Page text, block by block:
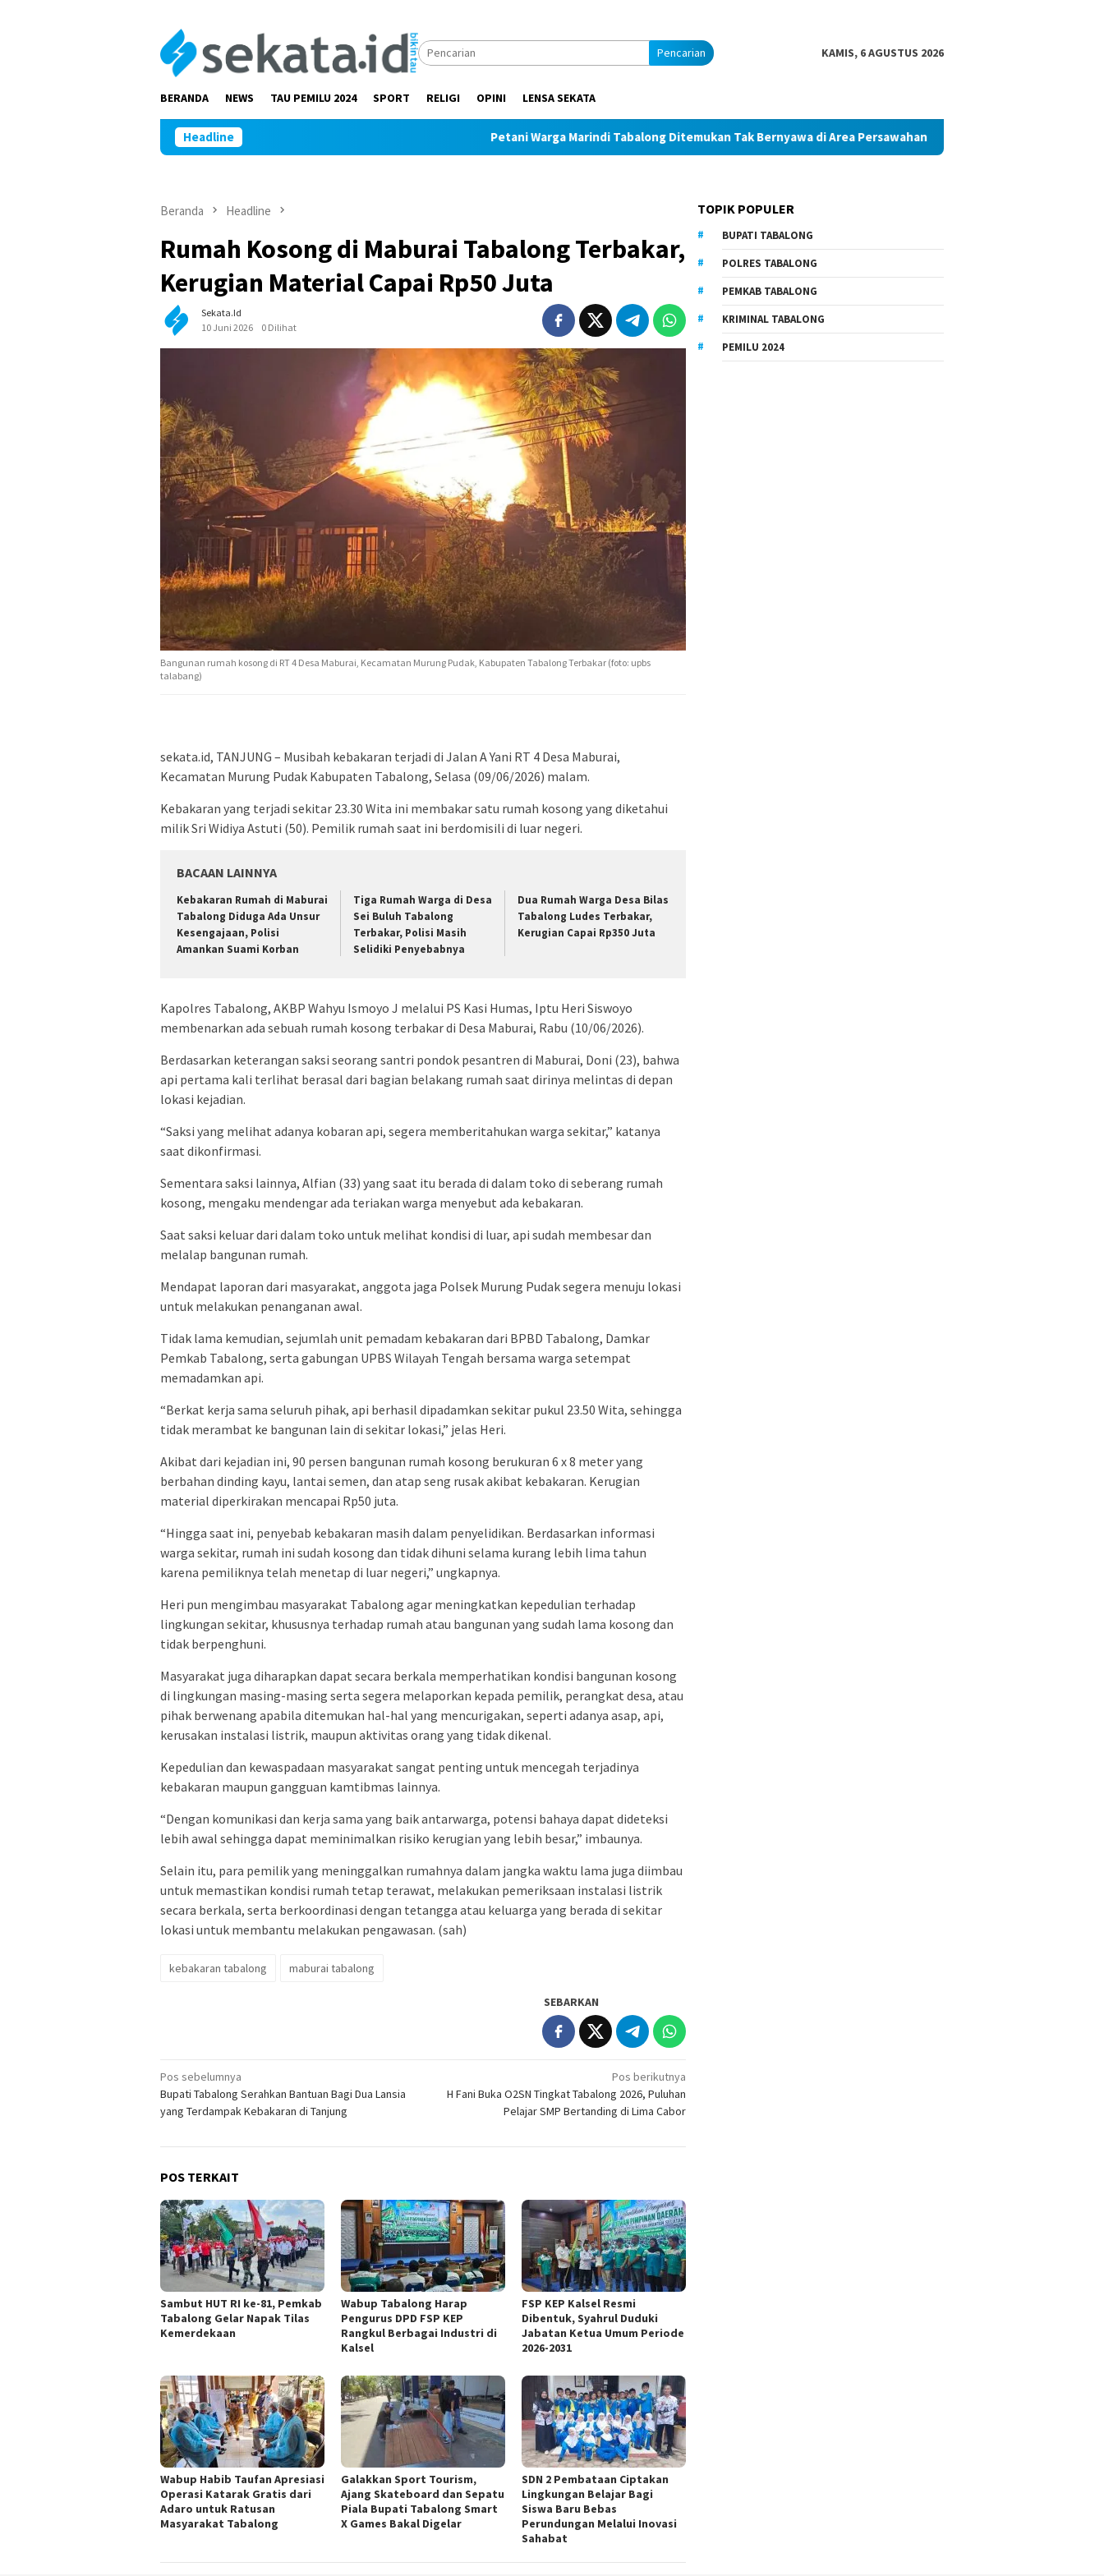
Pencarian KAMIS, 6 AGUSTUS 2026
BERANDA NEWS TAU PEMILU 2024 SPORT RELIGI OPINI LENSA SEKATA
Headline Petani Warga Marindi Tabalong Ditemukan Tak Bernyawa di Area Persawahan Diduga Palsukan Ijazah SMKN di
Beranda Headline
Rumah Kosong di Maburai Tabalong Terbakar,
Kerugian Material Capai Rp50 Juta
Sekata.id
10 Juni 2026
0 Dilihat
Bangunan rumah kosong di RT 4 Desa Maburai, Kecamatan Murung Pudak, Kabupaten Tabalong Terbakar (foto: upbs
talabang)
sekata.id, TANJUNG – Musibah kebakaran terjadi di Jalan A Yani RT 4 Desa Maburai,
Kecamatan Murung Pudak Kabupaten Tabalong, Selasa (09/06/2026) malam.
Kebakaran yang terjadi sekitar 23.30 Wita ini membakar satu rumah kosong yang diketahui
milik Sri Widiya Astuti (50). Pemilik rumah saat ini berdomisili di luar negeri.
BACAAN LAINNYA
Kebakaran Rumah di Maburai
Tabalong Diduga Ada Unsur
Kesengajaan, Polisi
Amankan Suami Korban
Tiga Rumah Warga di Desa
Sei Buluh Tabalong
Terbakar, Polisi Masih
Selidiki Penyebabnya
Dua Rumah Warga Desa Bilas
Tabalong Ludes Terbakar,
Kerugian Capai Rp350 Juta
Kapolres Tabalong, AKBP Wahyu Ismoyo J melalui PS Kasi Humas, Iptu Heri Siswoyo
membenarkan ada sebuah rumah kosong terbakar di Desa Maburai, Rabu (10/06/2026).
Berdasarkan keterangan saksi seorang santri pondok pesantren di Maburai, Doni (23), bahwa
api pertama kali terlihat berasal dari bagian belakang rumah saat dirinya melintas di depan
lokasi kejadian.
“Saksi yang melihat adanya kobaran api, segera memberitahukan warga sekitar,” katanya
saat dikonfirmasi.
Sementara saksi lainnya, Alfian (33) yang saat itu berada di dalam toko di seberang rumah
kosong, mengaku mendengar ada teriakan warga menyebut ada kebakaran.
Saat saksi keluar dari dalam toko untuk melihat kondisi di luar, api sudah membesar dan
melalap bangunan rumah.
Mendapat laporan dari masyarakat, anggota jaga Polsek Murung Pudak segera menuju lokasi
untuk melakukan penanganan awal.
Tidak lama kemudian, sejumlah unit pemadam kebakaran dari BPBD Tabalong, Damkar
Pemkab Tabalong, serta gabungan UPBS Wilayah Tengah bersama warga setempat
memadamkan api.
“Berkat kerja sama seluruh pihak, api berhasil dipadamkan sekitar pukul 23.50 Wita, sehingga
tidak merambat ke bangunan lain di sekitar lokasi,” jelas Heri.
Akibat dari kejadian ini, 90 persen bangunan rumah kosong berukuran 6 x 8 meter yang
berbahan dinding kayu, lantai semen, dan atap seng rusak akibat kebakaran. Kerugian
material diperkirakan mencapai Rp50 juta.
“Hingga saat ini, penyebab kebakaran masih dalam penyelidikan. Berdasarkan informasi
warga sekitar, rumah ini sudah kosong dan tidak dihuni selama kurang lebih lima tahun
karena pemiliknya telah menetap di luar negeri,” ungkapnya.
Heri pun mengimbau masyarakat Tabalong agar meningkatkan kepedulian terhadap
lingkungan sekitar, khususnya terhadap rumah atau bangunan yang sudah lama kosong dan
tidak berpenghuni.
Masyarakat juga diharapkan dapat secara berkala memperhatikan kondisi bangunan kosong
di lingkungan masing-masing serta segera melaporkan kepada pemilik, perangkat desa, atau
pihak berwenang apabila ditemukan hal-hal yang mencurigakan, seperti adanya asap, api,
kerusakan instalasi listrik, maupun aktivitas orang yang tidak dikenal.
Kepedulian dan kewaspadaan masyarakat sangat penting untuk mencegah terjadinya
kebakaran maupun gangguan kamtibmas lainnya.
“Dengan komunikasi dan kerja sama yang baik antarwarga, potensi bahaya dapat dideteksi
lebih awal sehingga dapat meminimalkan risiko kerugian yang lebih besar,” imbaunya.
Selain itu, para pemilik yang meninggalkan rumahnya dalam jangka waktu lama juga diimbau
untuk memastikan kondisi rumah tetap terawat, melakukan pemeriksaan instalasi listrik
secara berkala, serta berkoordinasi dengan tetangga atau keluarga yang berada di sekitar
lokasi untuk membantu melakukan pengawasan. (sah)
kebakaran tabalong maburai tabalong
SEBARKAN
Navigasi
pos
Pos sebelumnya
Bupati Tabalong Serahkan Bantuan Bagi Dua Lansia
yang Terdampak Kebakaran di Tanjung
Pos berikutnya
H Fani Buka O2SN Tingkat Tabalong 2026, Puluhan
Pelajar SMP Bertanding di Lima Cabor
POS TERKAIT
Sambut HUT RI ke-81, Pemkab
Tabalong Gelar Napak Tilas
Kemerdekaan
Wabup Tabalong Harap
Pengurus DPD FSP KEP
Rangkul Berbagai Industri di
Kalsel
FSP KEP Kalsel Resmi
Dibentuk, Syahrul Duduki
Jabatan Ketua Umum Periode
2026-2031
Wabup Habib Taufan Apresiasi
Operasi Katarak Gratis dari
Adaro untuk Ratusan
Masyarakat Tabalong
Galakkan Sport Tourism,
Ajang Skateboard dan Sepatu
Piala Bupati Tabalong Smart
X Games Bakal Digelar
SDN 2 Pembataan Ciptakan
Lingkungan Belajar Bagi
Siswa Baru Bebas
Perundungan Melalui Inovasi
Sahabat
TOPIK POPULER
BUPATI TABALONG
POLRES TABALONG
PEMKAB TABALONG
KRIMINAL TABALONG
PEMILU 2024